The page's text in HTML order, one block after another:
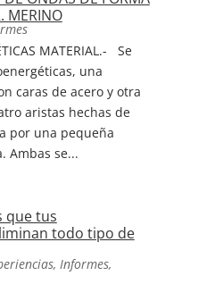
MERINO
MATERIAL.- Se
una
caras de acero y otra
aristas hechas de
por una pequeña
Ambas se...
que tus
todo tipo de
, Informes,